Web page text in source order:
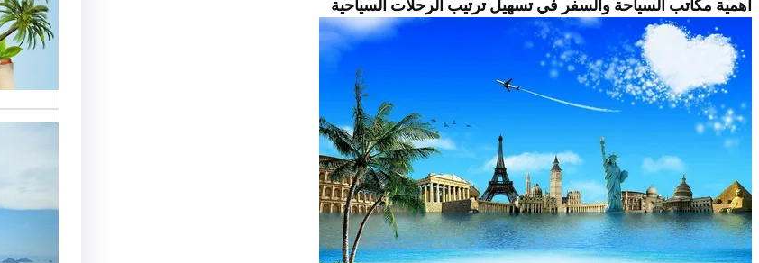
أهمية مكاتب السياحة والسفر في تسهيل ترتيب الرحلات السياحية